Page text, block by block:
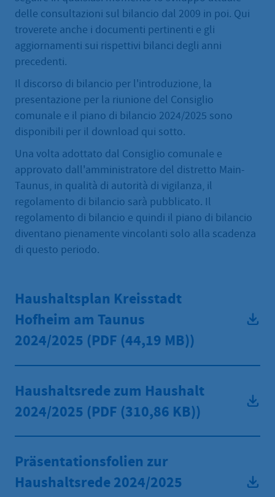
delle consultazioni sul bilancio dal 2009 in poi. Qui
troverete anche i documenti pertinenti e gli
aggiornamenti sui rispettivi bilanci degli anni
precedenti.
Il discorso di bilancio per l'introduzione, la
presentazione per la riunione del Consiglio
comunale e il piano di bilancio 2024/2025 sono
disponibili per il download qui sotto.
Una volta adottato dal Consiglio comunale e
approvato dall'amministratore del distretto Main-
Taunus, in qualità di autorità di vigilanza, il
regolamento di bilancio sarà pubblicato. Il
regolamento di bilancio e quindi il piano di bilancio
diventano pienamente vincolanti solo alla scadenza
di questo periodo.
Haushaltsplan Kreisstadt
Hofheim am Taunus
2024/2025 (PDF (44,19 MB))
Haushaltsrede zum Haushalt
2024/2025 (PDF (310,86 KB))
Präsentationsfolien zur
Haushaltsrede 2024/2025